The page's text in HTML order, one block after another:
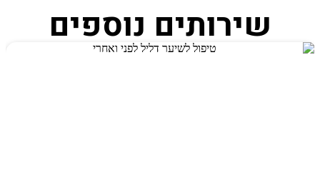
שירותים נוספים